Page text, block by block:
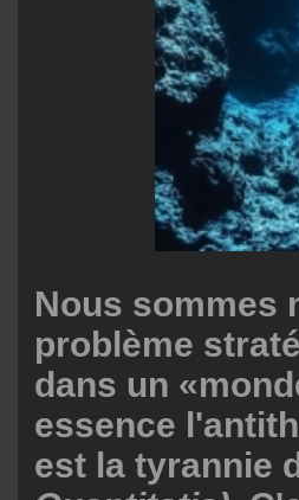
Nous sommes
problème
dans un
essence
est la tyrannie